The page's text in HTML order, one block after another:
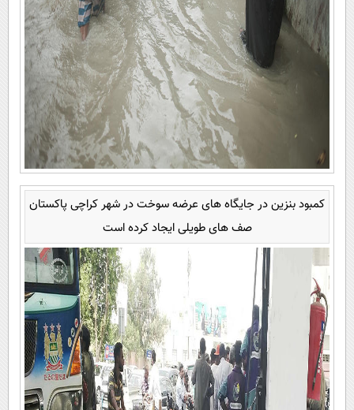
کمبود بنزین در جایگاه های عرضه سوخت در شهر کراچی پاکستان
صف های طویلی ایجاد کرده است